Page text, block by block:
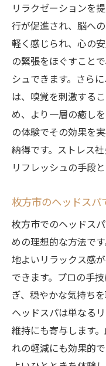
リラクゼーションを
行が促進され、脳へ
軽く感じられ、心の
の緊張をほぐすこと
シュできます。さら
は、嗅覚を刺激する
め、より一層の癒し
の体験でその効果を
納得です。ストレス
リフレッシュの手段
枚方市のヘッドス
枚方市でのヘッドス
めの理想的な方法で
地よいリラックス感
できます。プロの手
ぎ、穏やかな気持ち
ヘッドスパは単なる
維持にも寄与します
れの軽減にも効果的